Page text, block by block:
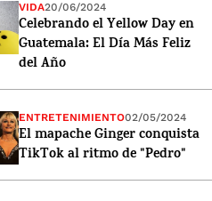
VIDA20/06/2024
Celebrando el Yellow Day en
Guatemala: El Día Más Feliz
del Año
ENTRETENIMIENTO02/05/2024
El mapache Ginger conquista
TikTok al ritmo de "Pedro"